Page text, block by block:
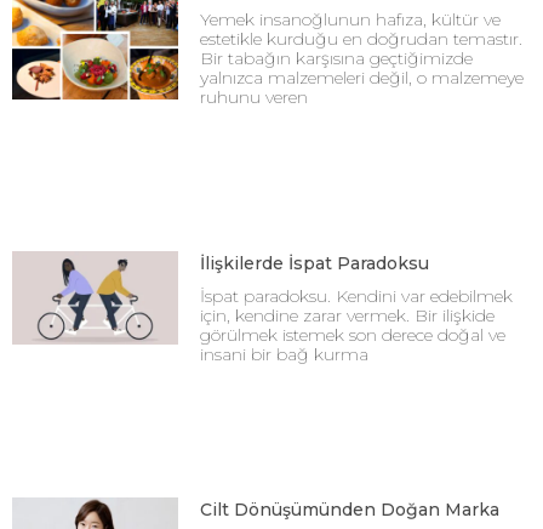
Yemek insanoğlunun hafıza, kültür ve
estetikle kurduğu en doğrudan temastır.
Bir tabağın karşısına geçtiğimizde
yalnızca malzemeleri değil, o malzemeye
ruhunu veren
İlişkilerde İspat Paradoksu
İspat paradoksu. Kendini var edebilmek
için, kendine zarar vermek. Bir ilişkide
görülmek istemek son derece doğal ve
insani bir bağ kurma
Cilt Dönüşümünden Doğan Marka